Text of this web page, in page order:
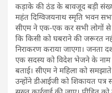
कड़ाके की ठंड के बावजूद बड़ी
महंत दिग्विजयनाथ स्मृति भवन
सीएम ने एक-एक कर सभी लोगों से
कि किसी को घबराने की जरूरत
निराकरण कराया जाएगा। जनता
एक सदस्य को विदेश भेजने के नाम
बताई। सीएम ने महिला को
उन्होंने डीआईजी को शिकायत